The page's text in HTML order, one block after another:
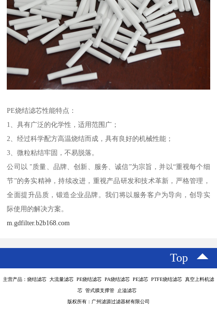
PE烧结滤芯性能特点：
1、具有广泛的化学性，适用范围广；
2、经过科学配方高温烧结而成，具有良好的机械性能；
3、微粒粘结牢固，不易脱落。
公司以 "质量、品牌、创新、服务、诚信”为宗旨，并以“重视每个细
节”的务实精神，持续改进，重视产品研发和技术革新，严格管理，
全面提升品质，锻造企业品牌。我们将以服务客户为导向，创导实
际使用的解决方案。
m.gdfilter.b2b168.com
Top
主营产品：烧结滤芯 大流量滤芯 PE烧结滤芯 PA烧结滤芯 PE滤芯 PTFE烧结滤芯 真空上料机滤
芯 管式膜支撑管 止溢滤芯
版权所有：广州滤源过滤器材有限公司